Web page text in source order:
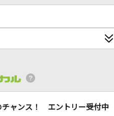
チャンス！ エントリー受付中